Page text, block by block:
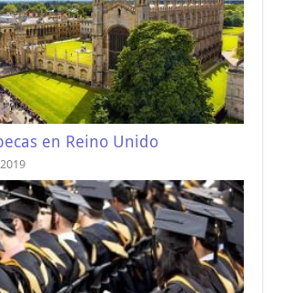
en Reino Unido